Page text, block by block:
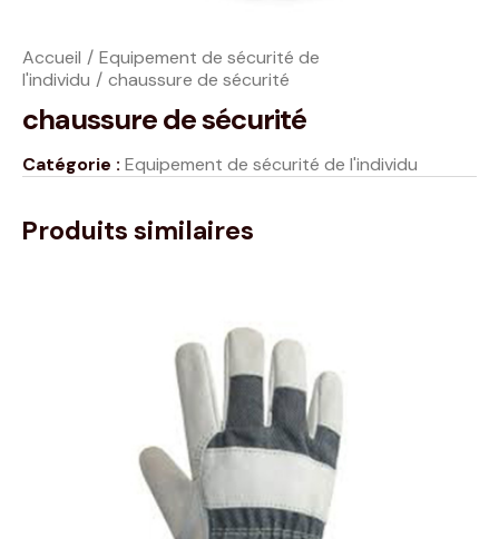
Accueil
Equipement de sécurité de
l'individu
chaussure de sécurité
chaussure de sécurité
Catégorie : Equipement de sécurité de l'individu
Produits similaires